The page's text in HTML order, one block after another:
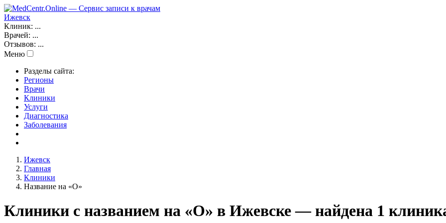
Ижевск
Клиник: ...
Врачей: ...
Отзывов: ...
Меню
Разделы сайта:
Регионы
Врачи
Клиники
Услуги
Диагностика
Заболевания
Ижевск
Главная
Клиники
Название на «О»
Клиники с названием на «О» в Ижевске — найдена 1